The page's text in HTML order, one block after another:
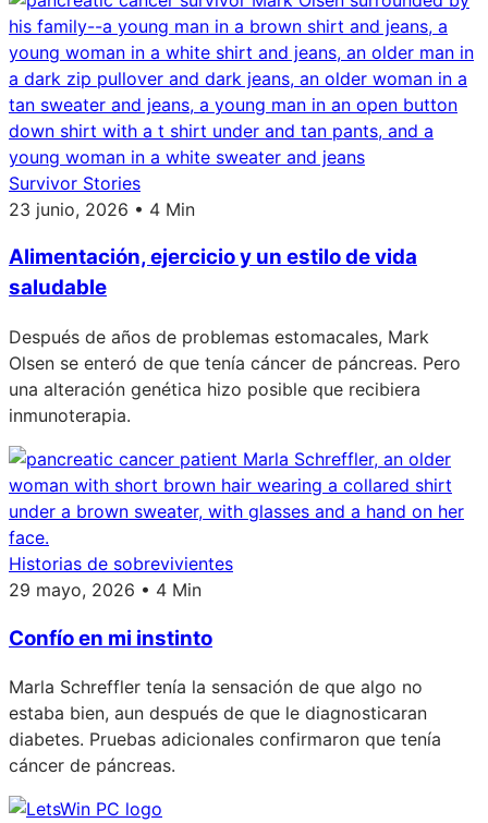
Survivor Stories
23 junio, 2026 • 4 Min
Alimentación, ejercicio y un estilo de vida
saludable
Después de años de problemas estomacales, Mark
Olsen se enteró de que tenía cáncer de páncreas. Pero
una alteración genética hizo posible que recibiera
inmunoterapia.
Historias de sobrevivientes
29 mayo, 2026 • 4 Min
Confío en mi instinto
Marla Schreffler tenía la sensación de que algo no
estaba bien, aun después de que le diagnosticaran
diabetes. Pruebas adicionales confirmaron que tenía
cáncer de páncreas.